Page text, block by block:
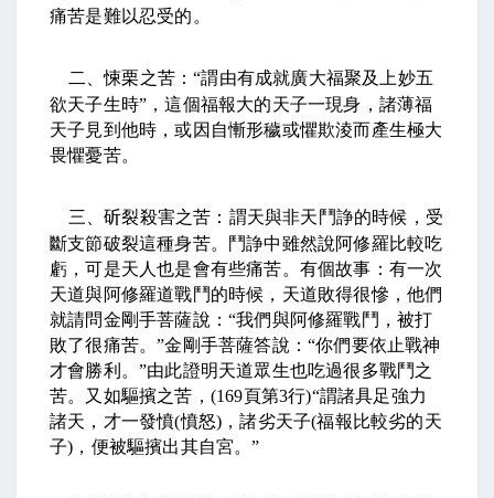
痛苦是難以忍受的。
二、悚栗之苦：“謂由有成就廣大福聚及上妙五
欲天子生時” ，這個福報大的天子一現身，諸薄福
天子見到他時，或因自慚形穢或懼欺淩而產生極大
畏懼憂苦。
三、斫裂殺害之苦：謂天與非天鬥諍的時候，受
斷支節破裂這種身苦。鬥諍中雖然說阿修羅比較吃
虧，可是天人也是會有些痛苦。有個故事：有一次
天道與阿修羅道戰鬥的時候，天道敗得很慘，他們
就請問金剛手菩薩說： “我們與阿修羅戰鬥，被打
敗了很痛苦。”金剛手菩薩答說：“你們要依止戰神
才會勝利。 ”由此證明天道眾生也吃過很多戰鬥之
苦。又如驅擯之苦， (169頁第3行)“謂諸具足強力
諸天，才一發憤(憤怒) ，諸劣天子(福報比較劣的天
子) ，便被驅擯出其自宮。”